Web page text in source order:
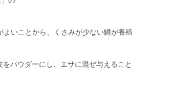
いことから、くさみが少ない鱒が養殖
パウダーにし、エサに混ぜ与えること